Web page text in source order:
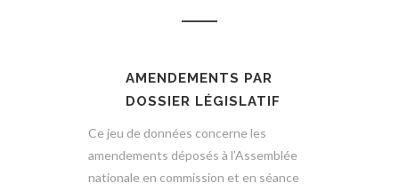
AMENDEMENTS PAR
DOSSIER LÉGISLATIF
Ce jeu de données concerne les
amendements déposés à l’Assemblée
nationale en commission et en séance